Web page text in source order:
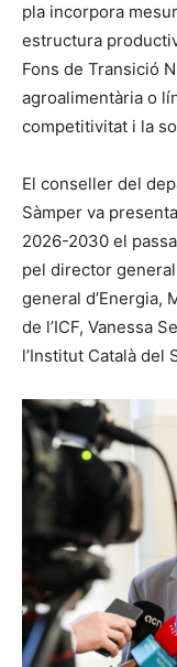
pla incorpora
estructura
Fons de Transició
agroalimentària o
competitivitat i la
El conseller del
Sàmper va
2026-2030 el
pel director
general d’Energia,
de l’ICF, Vanessa
l’Institut Català del